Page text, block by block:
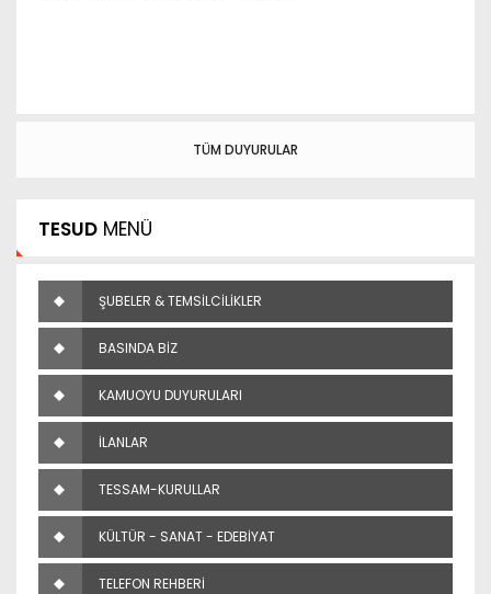
TÜM DUYURULAR
TESUD MENÜ
ŞUBELER & TEMSİLCİLİKLER
BASINDA BİZ
KAMUOYU DUYURULARI
İLANLAR
TESSAM-KURULLAR
KÜLTÜR - SANAT - EDEBİYAT
TELEFON REHBERİ